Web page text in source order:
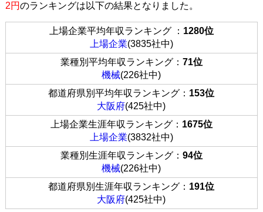
2円のランキングは以下の結果となりました。
上場企業平均年収ランキング ： 1280位
上場企業(3835社中)
業種別平均年収ランキング： 71位
機械(226社中)
都道府県別平均年収ランキング： 153位
大阪府(425社中)
上場企業生涯年収ランキング： 1675位
上場企業(3832社中)
業種別生涯年収ランキング： 94位
機械(226社中)
都道府県別生涯年収ランキング： 191位
大阪府(425社中)